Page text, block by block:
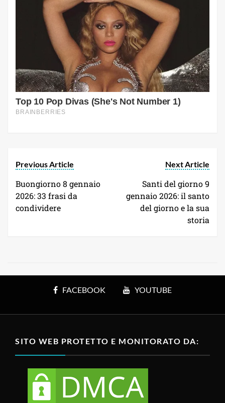
Previous Article
Buongiorno 8 gennaio
2026: 33 frasi da
condividere
Next Article
Santi del giorno 9
gennaio 2026: il santo
del giorno e la sua
storia
FACEBOOK YOUTUBE
SITO WEB PROTETTO E MONITORATO DA: